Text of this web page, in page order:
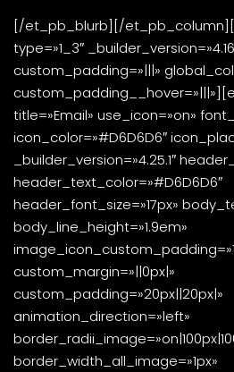
[/et_pb_blurb][/
type=»1_3″
custom_padding=»|||»
title=»Email» use_icon=»on»
icon_color=»#D6D6D6″
_builder_version=»4.25.1″
header_text_color=»#D6D6D6″
header_font_size=»17px»
body_line_height=»1.9em»
custom_margin=»||0px|»
custom_padding=»20px||20px|»
animation_direction=»left»
border_width_all_image=»1px»